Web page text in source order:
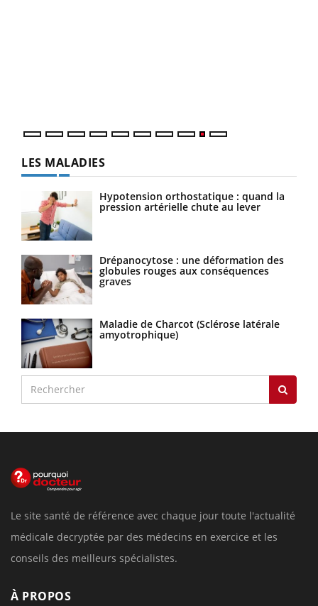
LES MALADIES
Hypotension orthostatique : quand la
pression artérielle chute au lever
Drépanocytose : une déformation des
globules rouges aux conséquences
graves
Maladie de Charcot (Sclérose latérale
amyotrophique)
Le site santé de référence avec chaque jour toute l'actualité
médicale decryptée par des médecins en exercice et les
conseils des meilleurs spécialistes.
À PROPOS